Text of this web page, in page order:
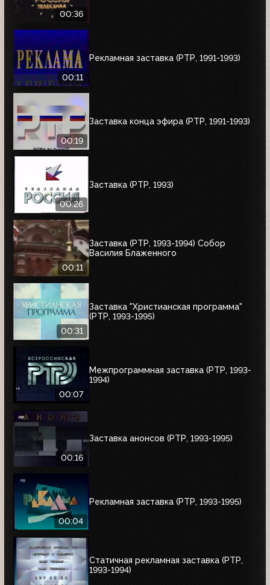
00:36
00:11
Рекламная заставка (РТР, 1991-1993)
00:19
Заставка конца эфира (РТР, 1991-1993)
00:26
Заставка (РТР, 1993)
00:11
Заставка (РТР, 1993-1994) Собор
Василия Блаженного
00:31
Заставка "Христианская программа"
(РТР, 1993-1995)
00:07
Межпрограммная заставка (РТР, 1993-
1994)
00:16
Заставка анонсов (РТР, 1993-1995)
00:04
Рекламная заставка (РТР, 1993-1995)
Статичная рекламная заставка (РТР,
1993-1994)